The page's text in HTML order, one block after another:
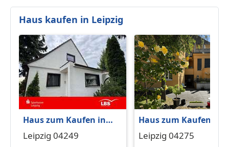
Haus kaufen in Leipzig
Haus zum Kaufen in
Leipzig 125.000 € 80 m²
Leipzig 04249
Haus zum Kaufen in
Leipzig 2.150.000 €
Leipzig 04275